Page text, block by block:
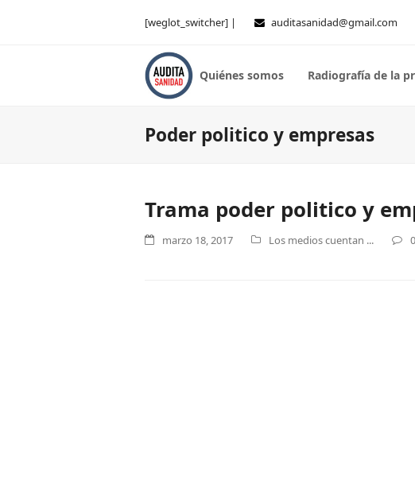
[weglot_switcher] | auditasanidad@gmail.com
Quiénes somos Radiografía de la
Poder politico y empresas
Trama poder politico y
marzo 18, 2017 Los medios cuentan ...